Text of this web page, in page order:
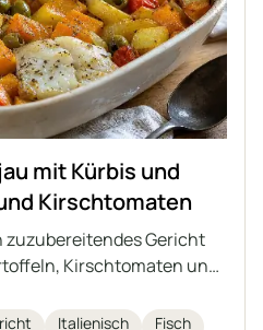
mit Kürbis und
Kirschtomaten
zuzubereitendes Gericht
Kirschtomaten und
für Herbst- und
Italienisch Fisch